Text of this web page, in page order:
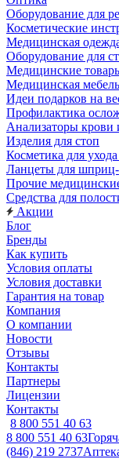
Оборудование для
Косметические
Медицинская
Оборудование для
Медицинские
Медицинская мебель
Идеи подарков на
Профилактика
Анализаторы крови
Изделия для стоп
Косметика для
Ланцеты для
Прочие
Средства для
Акции
Блог
Бренды
Как купить
Условия оплаты
Условия доставки
Гарантия на товар
Компания
О компании
Новости
Отзывы
Контакты
Партнеры
Лицензии
Контакты
8 800 551 40 63
8 800 551 40 63
(846) 219 2737